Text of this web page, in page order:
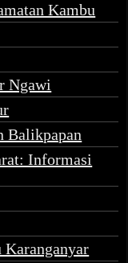
Kambu
Ngawi
Balikpapan
Informasi